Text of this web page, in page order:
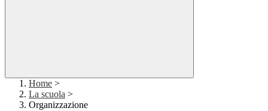
Home >
La scuola >
Organizzazione